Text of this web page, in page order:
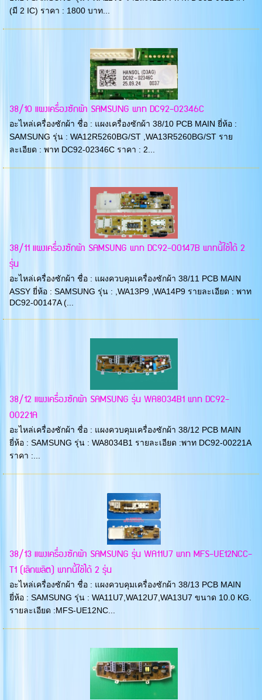
(มี 2 IC) ราคา : 1800 บาท...
38/10 แผงเครื่องซักผ้า SAMSUNG พาท DC92-02346C
อะไหล่เครื่องซักผ้า ชื่อ : แผงเครื่องซักผ้า 38/10 PCB MAIN ยี่ห้อ :
SAMSUNG รุ่น : WA12R5260BG/ST ,WA13R5260BG/ST ราย
ละเอียด : พาท DC92-02346C ราคา : 2...
38/11 แผงเครื่องซักผ้า SAMSUNG พาท DC92-00147B พาทนี้ใช้ได้ 2
รุ่น
อะไหล่เครื่องซักผ้า ชื่อ : แผงควบคุมเครื่องซักผ้า 38/11 PCB MAIN
ASSY ยี่ห้อ : SAMSUNG รุ่น : ,WA13P9 ,WA14P9 รายละเอียด : พาท
DC92-00147A (...
38/12 แผงเครื่องซักผ้า SAMSUNG รุ่น WA8034B1 พาท DC92-
00221A
อะไหล่เครื่องซักผ้า ชื่อ : แผงควบคุมเครื่องซักผ้า 38/12 PCB MAIN
ยี่ห้อ : SAMSUNG รุ่น : WA8034B1 รายละเอียด :พาท DC92-00221A
ราคา :...
38/13 แผงเครื่องซักผ้า SAMSUNG รุ่น WA11U7 พาท MFS-UE12NCC-
T1 (เลิกผลิต) พาทนี้ใช้ได้ 2 รุ่น
อะไหล่เครื่องซักผ้า ชื่อ : แผงควบคุมเครื่องซักผ้า 38/13 PCB MAIN
ยี่ห้อ : SAMSUNG รุ่น : WA11U7,WA12U7,WA13U7 ขนาด 10.0 KG.
รายละเอียด :MFS-UE12NC...